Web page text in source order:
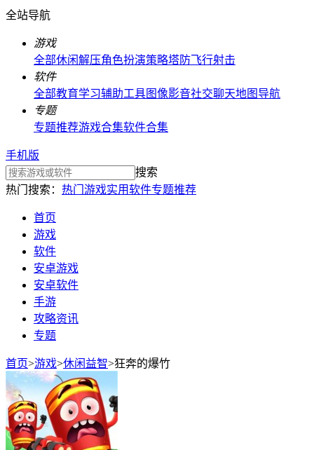
全站导航
游戏
全部休闲解压角色扮演策略塔防飞行射击
软件
全部教育学习辅助工具图像影音社交聊天地图导航
专题
专题推荐游戏合集软件合集
手机版
搜索
热门搜索： 热门游戏实用软件专题推荐
首页
游戏
软件
安卓游戏
安卓软件
手游
攻略资讯
专题
首页>游戏>休闲益智>狂奔的爆竹